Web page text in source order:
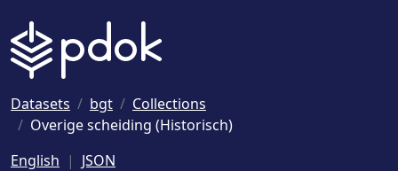
Datasets bgt
Collections
Overige scheiding (Historisch)
English
JSON